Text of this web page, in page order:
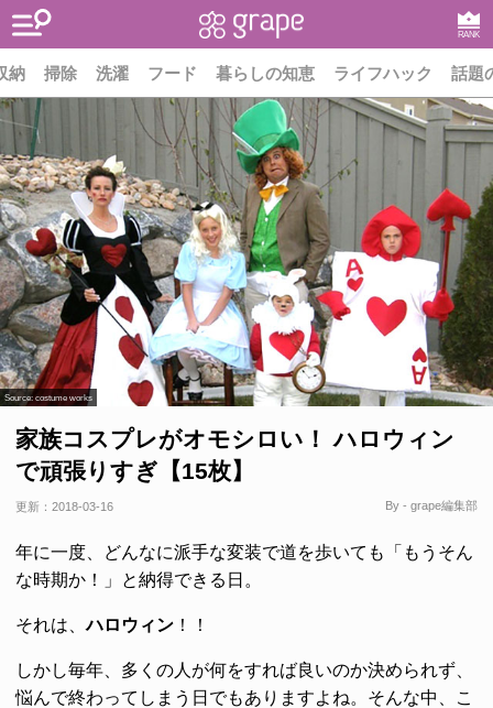
RANK
納 掃除 洗濯 フード 暮らしの知恵 ライフハック 話題
Source: costume works
家族コスプレがオモシロい！ ハロウィン
で頑張りすぎ【15枚】
更新： 2018-03-16 By - grape編集部
年に一度、どんなに派手な変装で道を歩いても「もうそん
な時期か！」と納得できる日。
それは、ハロウィン ！！
しかし毎年、多くの人が何をすれば良いのか決められず、
悩んで終わってしまう日でもありますよね。そんな中、こ